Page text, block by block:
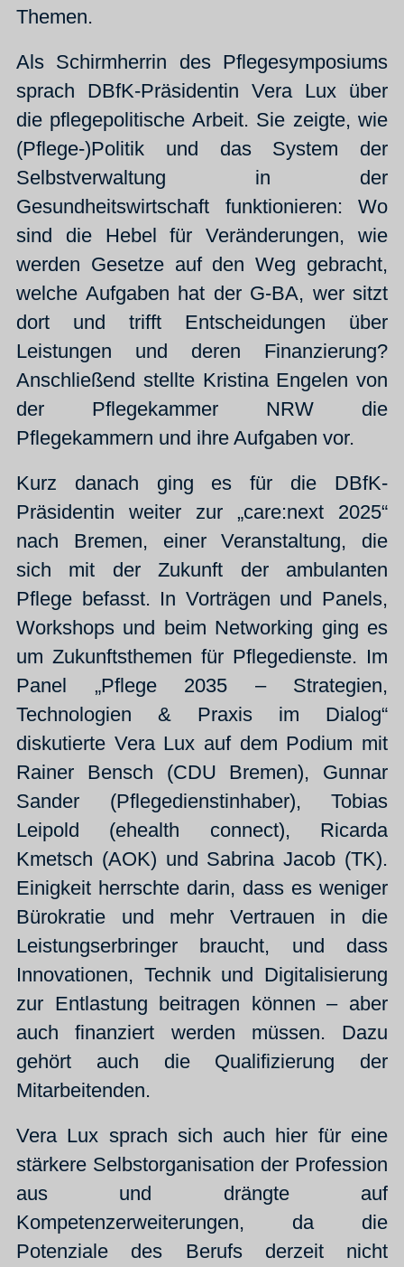
Themen.
Als Schirmherrin des Pflegesymposiums
sprach DBfK-Präsidentin Vera Lux über
die pflegepolitische Arbeit. Sie zeigte, wie
(Pflege-)Politik und das System der
Selbstverwaltung in der
Gesundheitswirtschaft funktionieren: Wo
sind die Hebel für Veränderungen, wie
werden Gesetze auf den Weg gebracht,
welche Aufgaben hat der G-BA, wer sitzt
dort und trifft Entscheidungen über
Leistungen und deren Finanzierung?
Anschließend stellte Kristina Engelen von
der Pflegekammer NRW die
Pflegekammern und ihre Aufgaben vor.
Kurz danach ging es für die DBfK-
Präsidentin weiter zur „care:next 2025“
nach Bremen, einer Veranstaltung, die
sich mit der Zukunft der ambulanten
Pflege befasst. In Vorträgen und Panels,
Workshops und beim Networking ging es
um Zukunftsthemen für Pflegedienste. Im
Panel „Pflege 2035 – Strategien,
Technologien & Praxis im Dialog“
diskutierte Vera Lux auf dem Podium mit
Rainer Bensch (CDU Bremen), Gunnar
Sander (Pflegedienstinhaber), Tobias
Leipold (ehealth connect), Ricarda
Kmetsch (AOK) und Sabrina Jacob (TK).
Einigkeit herrschte darin, dass es weniger
Bürokratie und mehr Vertrauen in die
Leistungserbringer braucht, und dass
Innovationen, Technik und Digitalisierung
zur Entlastung beitragen können – aber
auch finanziert werden müssen. Dazu
gehört auch die Qualifizierung der
Mitarbeitenden.
Vera Lux sprach sich auch hier für eine
stärkere Selbstorganisation der Profession
aus und drängte auf
Kompetenzerweiterungen, da die
Potenziale des Berufs derzeit nicht